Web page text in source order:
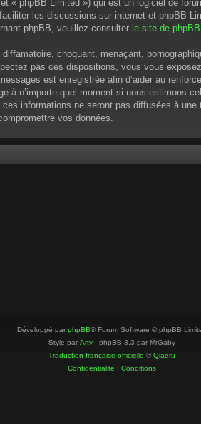
« phpBB Limited ») qui est un logiciel de
les discussions sur internet et phpBB
phpBB, veuillez consulter le site de phpBB
choquant, menaçant,
pas ces dispositions, vous vous
est enregistrée afin d’aider au
à n’importe quel moment si nous estimons
informations ne seront pas diffusées à
vos données.
Développé par phpBB® Forum Software © phpBB
Style par Arty - phpBB 3.3 par MrGaby
Traduction française officielle ©Qiaeru
Confidentialité | Conditions